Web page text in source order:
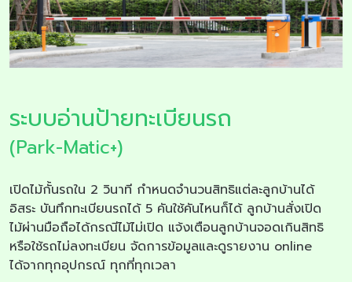
ระบบอ่านป้ายทะเบียนรถ
(Park-Matic+)
เปิดไม้กั้นรถใน 2 วินาที กำหนดจำนวนสิทธิแต่ละลูกบ้านได้
อิสระ บันทึกทะเบียนรถได้ 5 คันใช้คันไหนก็ได้ ลูกบ้านสั่งเปิด
ไม้ผ่านมือถือได้กรณีไม้ไม่เปิด แจ้งเตือนลูกบ้านจอดเกินสิทธิ
หรือใช้รถไม่ลงทะเบียน จัดการข้อมูลและดูรายงาน online
ได้จากทุกอุปกรณ์ ทุกที่ทุกเวลา